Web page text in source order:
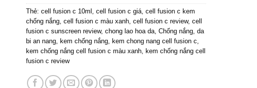
Thẻ: cell fusion c 10ml cell fusion c giá cell fusion c kem
chống nắng cell fusion c màu xanh cell fusion c review, cell
fusion c sunscreen review, chong lao hoa da Chống nắng da
bi an nang kem chống nắng kem chong nang cell fusion c
kem chống nắng cell fusion c màu xanh kem chống nắng cell
fusion c review